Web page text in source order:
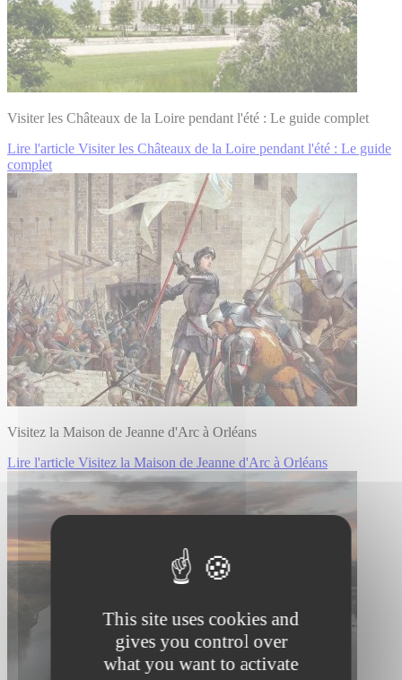
This site uses cookies and
gives you control over
what you want to activate
Visiter les Châteaux de la Loire pendant l'été : Le guide complet
Lire l'article Visiter les Châteaux de la Loire pendant l'été : Le guide
complet
Visitez la Maison de Jeanne d'Arc à Orléans
Lire l'article Visitez la Maison de Jeanne d'Arc à Orléans